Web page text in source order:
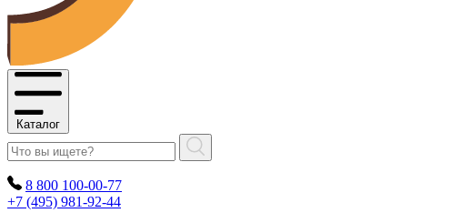
Каталог
8 800 100-00-77
+7 (495) 981-92-44